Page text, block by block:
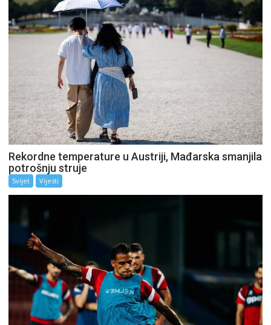
Rekordne temperature u Austriji, Mađarska smanjila
potrošnju struje
Svijet Vijesti